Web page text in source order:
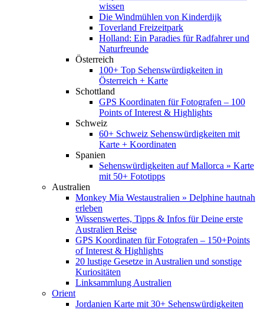
wissen
Die Windmühlen von Kinderdijk
Toverland Freizeitpark
Holland: Ein Paradies für Radfahrer und
Naturfreunde
Österreich
100+ Top Sehenswürdigkeiten in
Österreich + Karte
Schottland
GPS Koordinaten für Fotografen – 100
Points of Interest & Highlights
Schweiz
60+ Schweiz Sehenswürdigkeiten mit
Karte + Koordinaten
Spanien
Sehenswürdigkeiten auf Mallorca » Karte
mit 50+ Fototipps
Australien
Monkey Mia Westaustralien » Delphine hautnah
erleben
Wissenswertes, Tipps & Infos für Deine erste
Australien Reise
GPS Koordinaten für Fotografen – 150+Points
of Interest & Highlights
20 lustige Gesetze in Australien und sonstige
Kuriositäten
Linksammlung Australien
Orient
Jordanien Karte mit 30+ Sehenswürdigkeiten